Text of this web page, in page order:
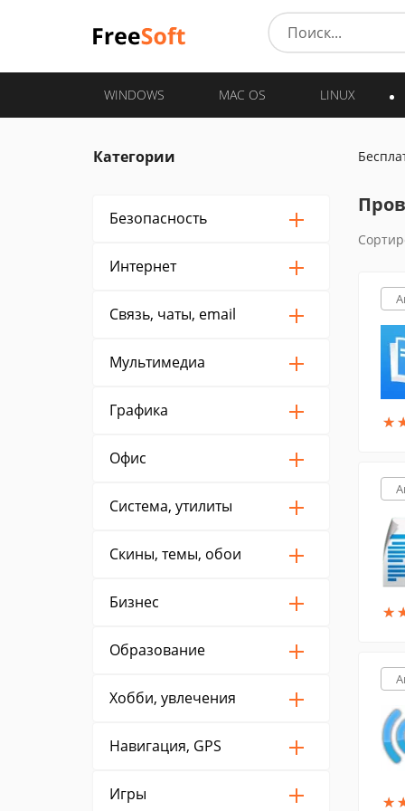
WINDOWS MAC OS LINUX
Категории
Безопасность
Интернет
Связь, чаты, email
Мультимедиа
Графика
Офис
Система, утилиты
Скины, темы, обои
Бизнес
Образование
Хобби, увлечения
Навигация, GPS
Игры
★
★
★
★
★
★